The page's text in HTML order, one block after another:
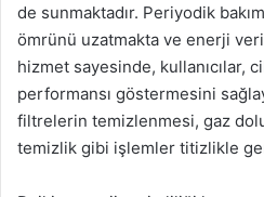
de sunmaktadır. Periyodik
ömrünü uzatmakta ve enerji
hizmet sayesinde, kullanıcılar,
performansı göstermesini
filtrelerin temizlenmesi, gaz
temizlik gibi işlemler titizlikle